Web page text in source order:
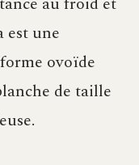
est une
ovoïde
de taille